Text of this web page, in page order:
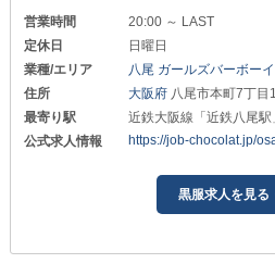
営業時間
20:00 ～ LAST
定休日
日曜日
業種/エリア
八尾 ガールズバーボー
住所
大阪府 八尾市本町7丁目
最寄り駅
近鉄大阪線「近鉄八尾
公式求人情報
https://job-chocolat.jp/
黒服求人を見る